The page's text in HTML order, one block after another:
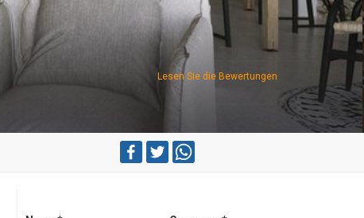
Lesen Sie die Bewertungen